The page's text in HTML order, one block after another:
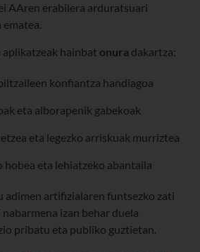
AAren erabilera arduratsuari
hainbat onura dakartza:
konfiantza handiagoa
eta alborapenik gabekoak
eta legezko arriskuak murriztea
eta lehiatzeko abantaila
adimen artifizialaren funtsezko zati
izan behar duela
pribatu eta publiko guztietan.